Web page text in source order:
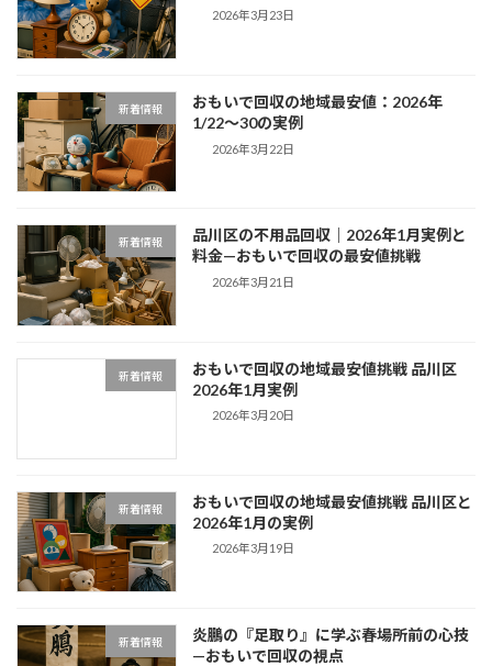
2026年3月23日
新着情報
おもいで回収の地域最安値：2026年
1/22〜30の実例
2026年3月22日
新着情報
品川区の不用品回収｜2026年1月実例と
料金—おもいで回収の最安値挑戦
2026年3月21日
新着情報
おもいで回収の地域最安値挑戦 品川区
2026年1月実例
2026年3月20日
新着情報
おもいで回収の地域最安値挑戦 品川区と
2026年1月の実例
2026年3月19日
新着情報
炎鵬の『足取り』に学ぶ春場所前の心技
—おもいで回収の視点